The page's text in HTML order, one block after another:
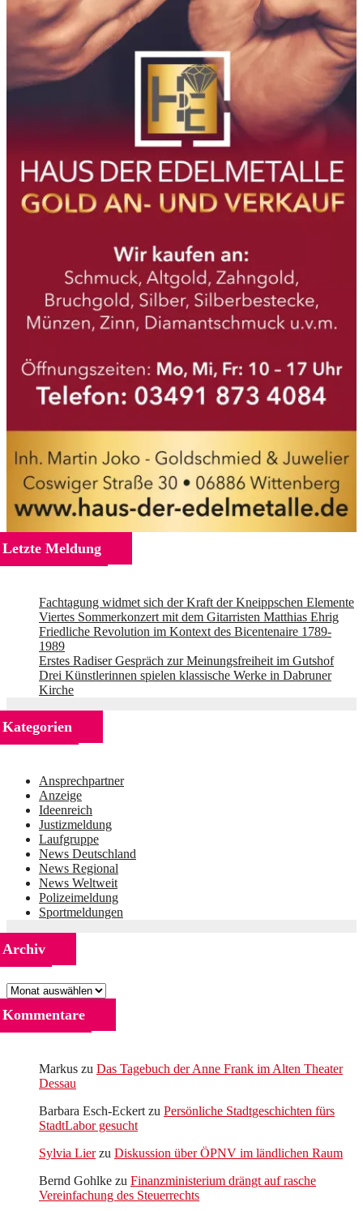
Letzte Meldung
Fachtagung widmet sich der Kraft der Kneippschen Elemente
Viertes Sommerkonzert mit dem Gitarristen Matthias Ehrig
Friedliche Revolution im Kontext des Bicentenaire 1789-
1989
Erstes Radiser Gespräch zur Meinungsfreiheit im Gutshof
Drei Künstlerinnen spielen klassische Werke in Dabruner
Kirche
Kategorien
Ansprechpartner
Anzeige
Ideenreich
Justizmeldung
Laufgruppe
News Deutschland
News Regional
News Weltweit
Polizeimeldung
Sportmeldungen
Archiv
Archiv
Kommentare
Markus zu Das Tagebuch der Anne Frank im Alten Theater
Dessau
Barbara Esch-Eckert zu Persönliche Stadtgeschichten fürs
StadtLabor gesucht
Sylvia Lierzu Diskussion über ÖPNV im ländlichen Raum
Bernd Gohlke zu Finanzministerium drängt auf rasche
Vereinfachung des Steuerrechts